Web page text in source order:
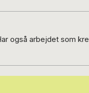
også arbejdet som